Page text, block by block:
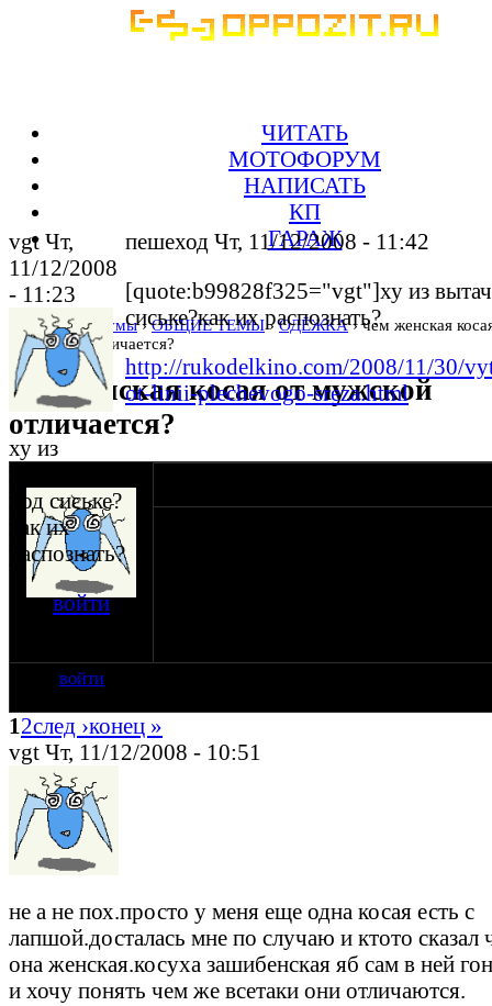
ЧИТАТЬ
МОТОФОРУМ
НАПИСАТЬ
КП
ГАРАЖ
Home› Форумы›ОБЩИЕ ТЕМЫ›ОДЁЖКА› чем женская
мужской отличается?
чем женская косая от мужской
отличается?
на сайте: ноя-07
войти
12след ›конец »
vgt Чт, 11/12/2008 - 10:51
не а не пох.просто у меня еще одна косая есть с
лапшой.досталась мне по случаю и ктото сказал
она женская.косуха зашибенская яб сам в ней
и хочу понять чем же всетаки они отличаются.
vgt Чт,
11/12/2008
- 11:23
ху из
под сиське?
как их
распознать?
войти
пешеход Чт, 11/12/2008 - 11:42
[quote:b99828f325="vgt"]ху из
сиське?как их распознать?
http://rukodelkino.com/2008/11/30/
ot-linii-plechevogo-sreza.html